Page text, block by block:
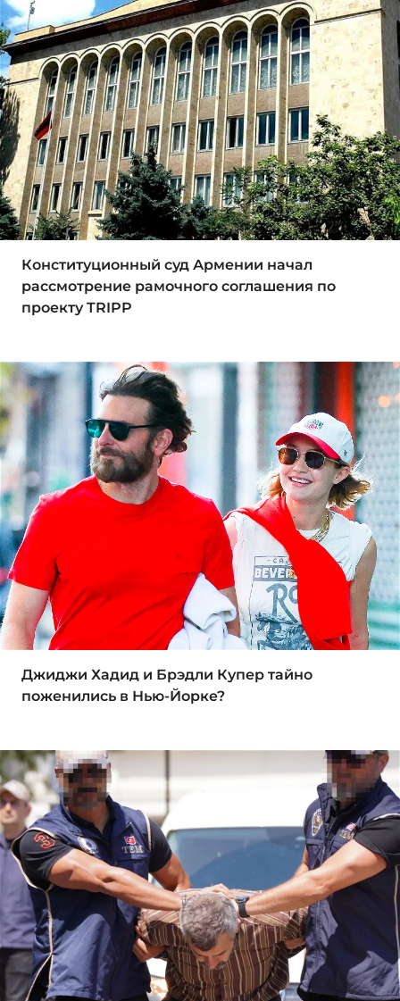
Конституционный суд Армении начал
рассмотрение рамочного соглашения по
проекту TRIPP
Джиджи Хадид и Брэдли Купер тайно
поженились в Нью-Йорке?